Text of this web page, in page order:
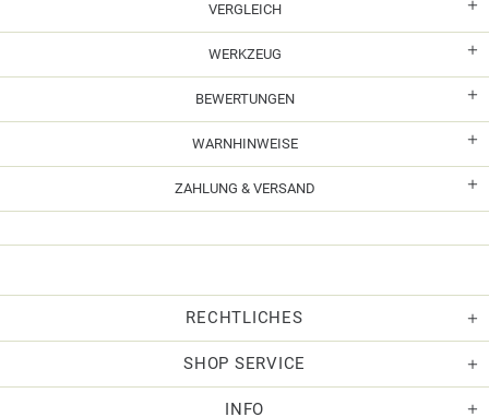
VERGLEICH
WERKZEUG
BEWERTUNGEN
WARNHINWEISE
ZAHLUNG & VERSAND
RECHTLICHES
SHOP SERVICE
INFO